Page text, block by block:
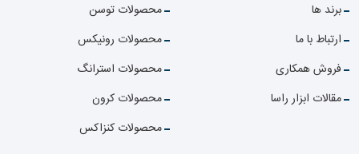
برند ها
ارتباط با ما
فروش همکاری
مقالات ابزار راسا
محصولات توسن
محصولات رونیکس
محصولات استرانگ
محصولات کرون
محصولات کنزاکس